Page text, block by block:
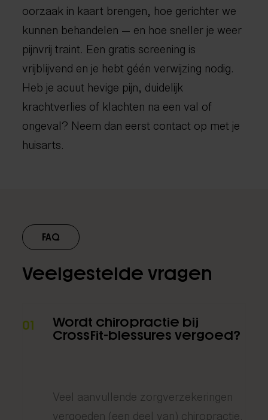
oorzaak in kaart brengen, hoe gerichter we
kunnen behandelen — en hoe sneller je weer
pijnvrij traint. Een gratis screening is
vrijblijvend en je hebt géén verwijzing nodig.
Heb je acuut hevige pijn, duidelijk
krachtverlies of klachten na een val of
ongeval? Neem dan eerst contact op met je
huisarts.
FAQ
Veelgestelde vragen
01
Wordt chiropractie bij
CrossFit-blessures vergoed?
Veel aanvullende zorgverzekeringen
vergoeden (een deel van) chiropractie.